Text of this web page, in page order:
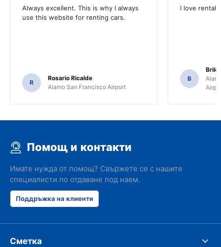
Always excellent. This is why I always
use this website for renting cars.
R
Rosario Ricalde
Alamo San Francisco Airport
I love rental
B
Помощ и контакти
Имате нужда от помощ? Свържете се с нашите
специалисти по отдаване под наем.
Поддръжка на клиенти
Сметка